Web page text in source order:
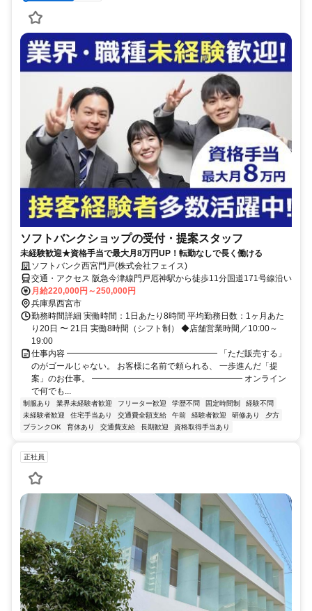
ソフトバンクショップの受付・提案スタッフ
未経験歓迎★資格手当で最大月8万円UP！転勤なしで長く働ける
ソフトバンク西宮門戸(株式会社フェイス)
交通・アクセス 阪急今津線門戸厄神駅から徒歩11分国道171号線沿い
月給220,000円～250,000円
兵庫県西宮市
勤務時間詳細 実働時間：1日あたり8時間 平均勤務日数：1ヶ月あた
り20日 〜 21日 実働8時間（シフト制） ◆店舗営業時間／10:00～
19:00
仕事内容 ━━━━━━━━━━━━━━━━━━ 「ただ販売する」
のがゴールじゃない。 お客様に名前で頼られる、 一歩進んだ「提
案」のお仕事。 ━━━━━━━━━━━━━━━━━━ オンライン
で何でも...
制服あり 業界未経験者歓迎 フリーター歓迎 学歴不問 固定時間制
経験不問
未経験者歓迎
住宅手当あり 交通費全額支給 午前 経験者歓迎 研修あり
夕方
ブランクOK
育休あり 交通費支給 長期歓迎 資格取得手当あり
正社員